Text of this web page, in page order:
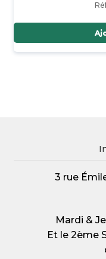
3 rue
Mardi &
Et le 2ème